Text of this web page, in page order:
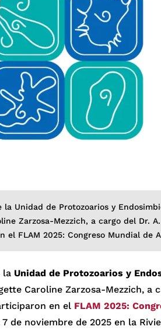
la Unidad de Protozoarios y
Zarzosa-Mezzich, a cargo del Dr.
el FLAM 2025: Congreso Mundial de
la Unidad de Protozoarios y
Caroline Zarzosa-Mezzich, a
en el FLAM 2025:
de noviembre de 2025 en la